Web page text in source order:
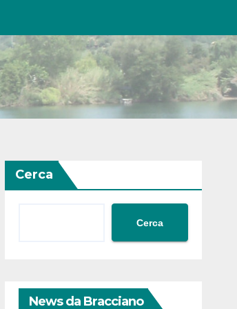
Cerca
Cerca
News da Bracciano